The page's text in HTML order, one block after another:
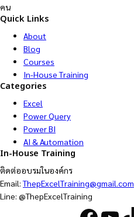
คน
Quick Links
About
Blog
Courses
In-House Training
Categories
Excel
Power Query
Power BI
AI & Automation
In-House Training
ติดต่ออบรมในองค์กร
Email:ThepExcelTraining@gmail.com
Line: @ThepExcelTraining